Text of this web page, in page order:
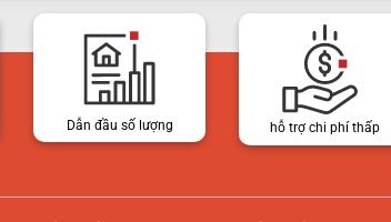
Dẫn đầu số lượng hỗ trợ chi phí thấp